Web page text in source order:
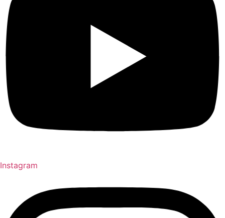
Instagram